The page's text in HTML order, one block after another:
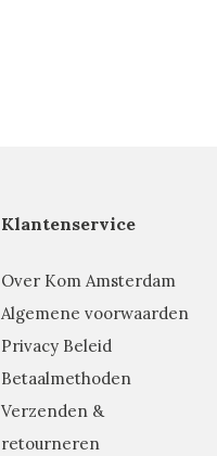
Klantenservice
Over Kom Amsterdam
Algemene voorwaarden
Privacy Beleid
Betaalmethoden
Verzenden &
retourneren